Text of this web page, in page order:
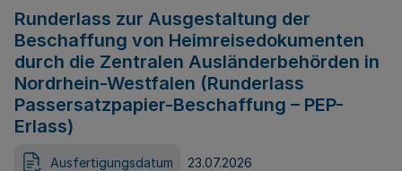
Runderlass zur Ausgestaltung der
Beschaffung von Heimreisedokumenten
durch die Zentralen Ausländerbehörden in
Nordrhein-Westfalen (Runderlass
Passersatzpapier-Beschaffung – PEP-
Erlass)
Ausfertigungsdatum 23.07.2026